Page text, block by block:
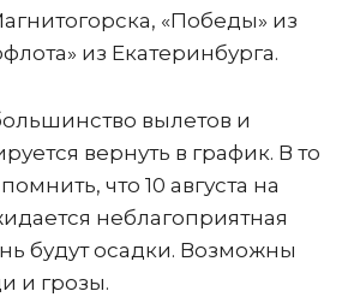
«Победы» из
из Екатеринбурга.
вылетов и
вернуть в график. В то
что 10 августа на
неблагоприятная
будут осадки. Возможны
и грозы.